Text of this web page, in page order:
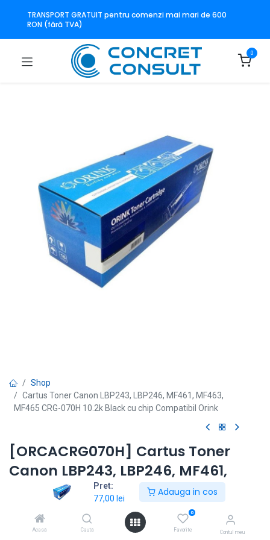
Pret:
77,00 lei
Adauga in cos
Acasă Caută
0
Favorite Contul meu
TRANSPORT GRATUIT pentru comenzi mai mari de 600
RON (fără TVA)
0
Shop
Cartus Toner Canon LBP243, LBP246, MF461, MF463,
MF465 CRG-070H 10.2k Black cu chip Compatibil Orink
[ORCACRG070H] Cartus Toner
Canon LBP243, LBP246, MF461,
MF463, MF465 CRG-070H 10.2k
Black cu chip Compatibil Orink
Modele echipamente: LBP243, LBP246, MF461, MF463,